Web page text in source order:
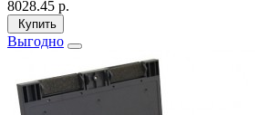
8028.45 р.
Купить
Выгодно